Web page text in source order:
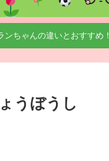
ンちゃんの違いとおすすめ！
うぼうし